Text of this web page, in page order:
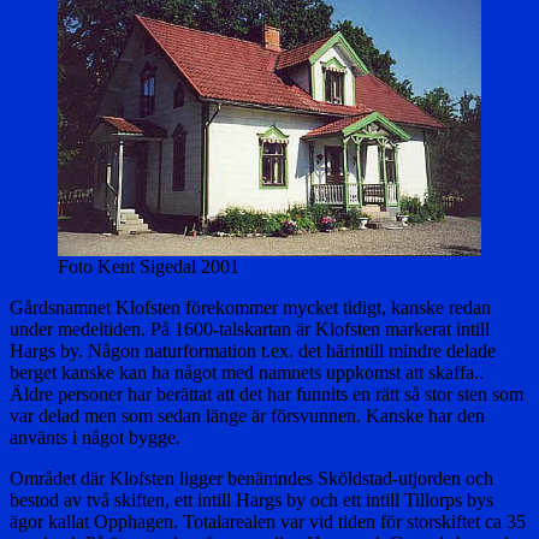
Foto Kent Sigedal 2001
Gårdsnamnet Klofsten förekommer mycket tidigt, kanske redan
under medeltiden. På 1600-talskartan är Klofsten markerat intill
Hargs by. Någon naturformation t.ex. det härintill mindre delade
berget kanske kan ha något med namnets uppkomst att skaffa..
Äldre personer har berättat att det har funnits en rätt så stor sten som
var delad men som sedan länge är försvunnen. Kanske har den
använts i något bygge.
Området där Klofsten ligger benämndes Sköldstad-utjorden och
bestod av två skiften, ett intill Hargs by och ett intill Tillorps bys
ägor kallat Opphagen. Totalarealen var vid tiden för storskiftet ca 35